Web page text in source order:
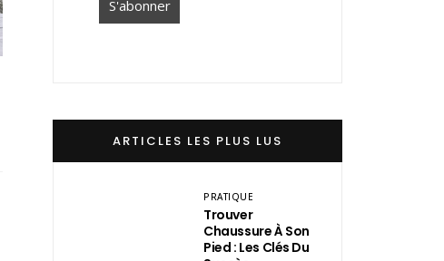
ARTICLES LES PLUS LUS
PRATIQUE
Trouver
Chaussure À Son
Pied : Les Clés Du